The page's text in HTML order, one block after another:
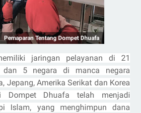
Pemaparan Tentang Dompet Dhuafa
jaringan pelayanan di 21
dan 5 negara di manca negara
Jepang, Amerika Serikat dan Korea
Dompet Dhuafa telah menjadi
Islam, yang menghimpun dana